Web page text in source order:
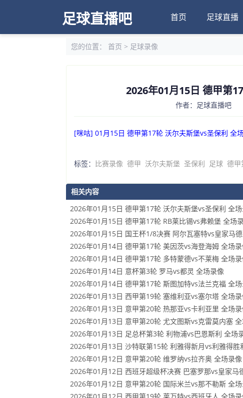
足球直播吧 首页 足球直播
您的位置： 首页 > 足球录像
2026年01月15日 德甲第
作者：足球直播吧
[咪咕] 01月15日 德甲第17轮 沃尔夫斯堡vs圣保利 全
标签： 比赛录像 德甲 沃尔夫斯堡 圣保利 足球 德甲
相关内容
2026年01月15日 德甲第17轮 沃尔夫斯堡vs圣保利 全
2026年01月15日 德甲第17轮 RB莱比锡vs弗赖堡 全场
2026年01月15日 国王杯1/8决赛 阿尔瓦塞特vs皇家马
2026年01月14日 德甲第17轮 美因茨vs海登海姆 全场
2026年01月14日 德甲第17轮 多特蒙德vs不莱梅 全场
2026年01月14日 意杯第3轮 罗马vs都灵 全场录像
2026年01月14日 德甲第17轮 斯图加特vs法兰克福 全
2026年01月13日 西甲第19轮 塞维利亚vs塞尔塔 全场
2026年01月13日 意甲第20轮 热那亚vs卡利亚里 全场
2026年01月13日 意甲第20轮 尤文图斯vs克雷莫内塞
2026年01月13日 足总杯第3轮 利物浦vs巴恩斯利 全场
2026年01月13日 沙特联第15轮 利雅得新月vs利雅得胜
2026年01月12日 意甲第20轮 维罗纳vs拉齐奥 全场录像
2026年01月12日 西班牙超级杯决赛 巴塞罗那vs皇家马
2026年01月12日 意甲第20轮 国际米兰vs那不勒斯 全